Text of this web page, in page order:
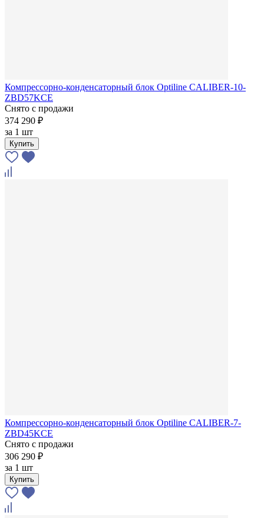
Компрессорно-конденсаторный блок Optiline CALIBER-10-
ZBD57KCE
Снято с продажи
374 290 ₽
за 1 шт
Купить
Компрессорно-конденсаторный блок Optiline CALIBER-7-
ZBD45KCE
Снято с продажи
306 290 ₽
за 1 шт
Купить